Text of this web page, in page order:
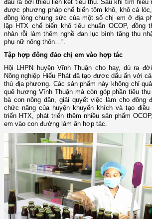
đầu ra bởi thiếu liên kết tiêu thụ. Sau khi tìm hiểu
được phương pháp chế biến tôm khô, khô cá
đồng lòng chung sức của một số chị em ở địa
lập HTX chế biến khô tiêu chuẩn OCOP, đồng
nhàn rỗi làm thêm nghề đan lục bình tăng thu
phụ nữ nông thôn…”.
Tập hợp đông đảo chị em vào hợp tác
Hội LHPN huyện Vĩnh Thuận cho hay, dù ra
Nông nghiệp Hiểu Phát đã tạo được dấu ấn với
thù địa phương. Các sản phẩm này không chỉ
quê hương Vĩnh Thuận mà còn góp phần tiêu
bà con nông dân, giải quyết việc làm cho đông
chức năng của huyện khuyến khích và tạo
triển HTX, phát triển thêm nhiều sản phẩm
em vào con đường làm ăn hợp tác.